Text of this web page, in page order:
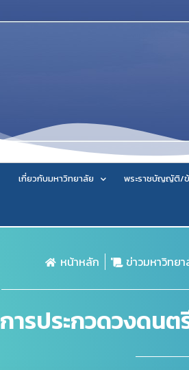
เกี่ยวกับมหาวิทยาลัย พระราชบัญญัติ/
หน้าหลัก ข่าวมหาวิทย
การประกวดวงดน